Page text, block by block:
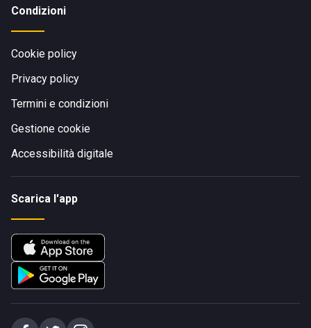
Condizioni
Cookie policy
Privacy policy
Termini e condizioni
Gestione cookie
Accessibilità digitale
Scarica l'app